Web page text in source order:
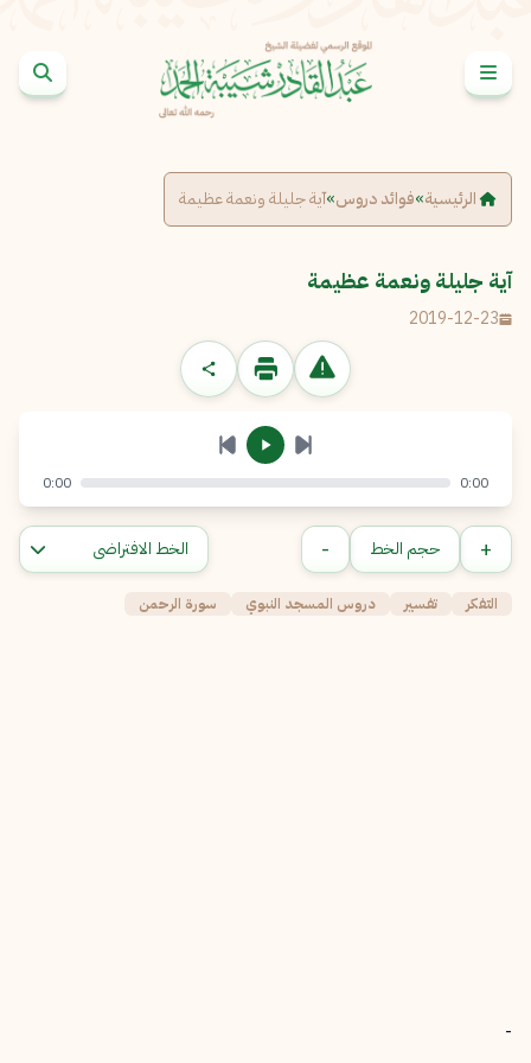
الرئيسية»فوائد دروس»آية جليلة ونعمة عظيمة
آية جليلة ونعمة عظيمة
2019-12-23
الإبلاغ عن مشكلة
الرسالة
إرسال إلغاء
0:00
0:00
+ حجم الخط -
التفكر تفسير دروس المسجد النبوي سورة الرحمن
-